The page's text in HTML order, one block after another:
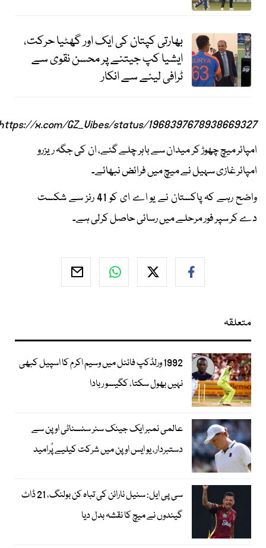
بھارتی کپتان کی ایک اور گھٹیا حرکت،
ایشیا کپ جیتنے پر محسن نقوی سے
ٹرافی لینے سے انکار
x.com/GZ_Vibes/status/1968397678938669327
امپائر میچ چھوڑ کر میدان سے باہر چلے گئے، ان کی جگہ ریزرو
امپائر غازی سہیل نے میچ میں فرائض نبھائے۔
واضح رہے کہ پاکستان نے یو اے ای کو 41 رنز سے شکست
دے کر سپر فور مرحلے میں رسائی حاصل کرلی ہے۔
متعلقہ
1992 ورلڈکپ فائنل میں وسیم اکرم کا اسپیل کبھی
نہیں بھول سکتا، کگیسو ربادا
عالمی نمبر ایک جینک سنر سنسناٹی اوپن سے
دستبردار، یو ایس اوپن میں شرکت کیلیے پُرامید
سی پی ایل: سنیل نارائن کی تباہ کن بولنگ، 21 ڈاٹ
گیندوں نے میچ کا نقشہ بدل دیا